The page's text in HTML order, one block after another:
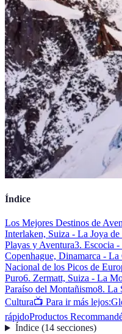
Índice
Los Mejores Destinos de
Interlaken, Suiza - La Joya
Playas y Aventura3. Escocia -
Copenhague, Dinamarca -
Nacional de los Picos de
Puro6. Zermatt, Suiza - La
Paraíso del Montañismo8. La
Cultura📺 Para ir más lejos:
rápidoProductos
Índice(14 secciones)